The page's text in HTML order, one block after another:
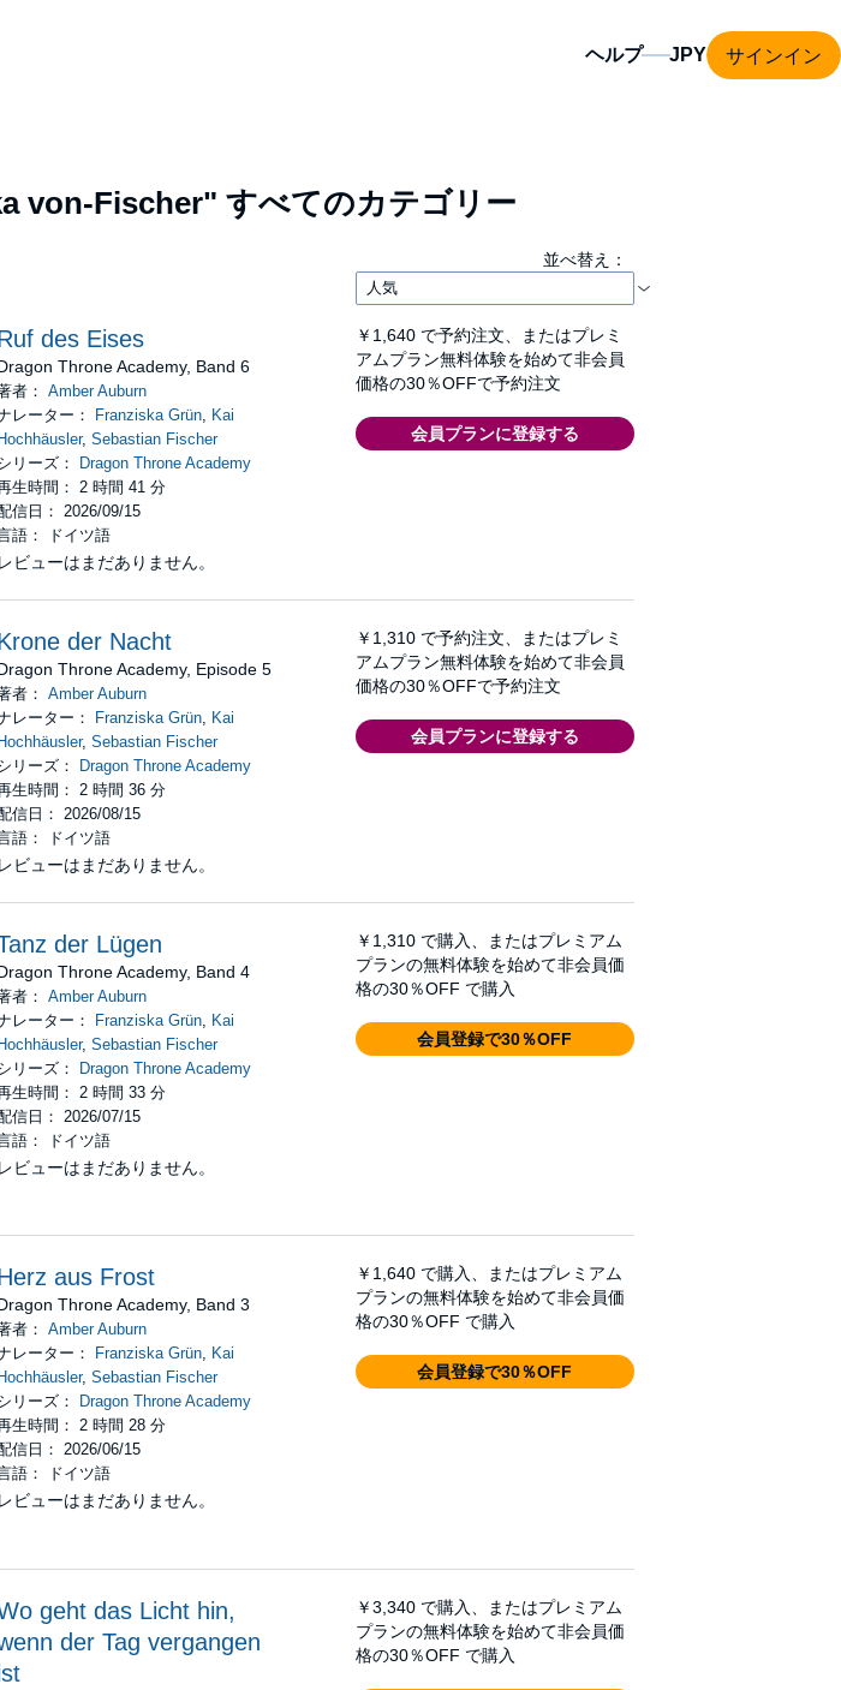
ヘルプ サインイン
von-Fischer" すべてのカテゴリー
並べ替え：
des Eises
Throne Academy, Band 6
者：Amber Auburn
レーター：
Franziska Grün, Kai
Hochhäusler,Sebastian Fischer
リーズ：
Dragon Throne Academy
生時間： 2 時間 41 分
信日： 2026/09/15
語： ドイツ語
レビューはまだありません。
￥1,640 で予約注文、またはプレミ
アムプラン無料体験を始めて非会員
価格の30％OFFで予約注文
会員プランに登録する
der Nacht
Throne Academy, Episode 5
者：Amber Auburn
レーター：
Franziska Grün, Kai
Hochhäusler,Sebastian Fischer
リーズ：
Dragon Throne Academy
生時間： 2 時間 36 分
信日： 2026/08/15
語： ドイツ語
レビューはまだありません。
￥1,310 で予約注文、またはプレミ
アムプラン無料体験を始めて非会員
価格の30％OFFで予約注文
会員プランに登録する
der Lügen
Throne Academy, Band 4
者：Amber Auburn
レーター：
Franziska Grün, Kai
Hochhäusler,Sebastian Fischer
リーズ：
Dragon Throne Academy
生時間： 2 時間 33 分
信日： 2026/07/15
語： ドイツ語
レビューはまだありません。
￥1,310 で購入、またはプレミアム
プランの無料体験を始めて非会員価
格の30％OFF で購入
会員登録で30％OFF
aus Frost
Throne Academy, Band 3
者：Amber Auburn
レーター：
Franziska Grün, Kai
Hochhäusler,Sebastian Fischer
リーズ：
Dragon Throne Academy
生時間： 2 時間 28 分
信日： 2026/06/15
語： ドイツ語
レビューはまだありません。
￥1,640 で購入、またはプレミアム
プランの無料体験を始めて非会員価
格の30％OFF で購入
会員登録で30％OFF
geht das Licht hin,
der Tag vergangen
￥3,340 で購入、またはプレミアム
プランの無料体験を始めて非会員価
格の30％OFF で購入